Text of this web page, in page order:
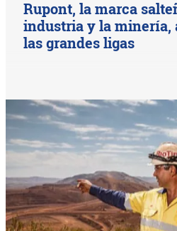
Rupont, la marca
industria y la minería,
las grandes ligas